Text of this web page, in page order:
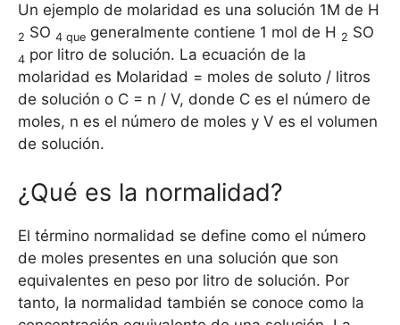
Un ejemplo de molaridad es una solución 1M de H
2 SO 4 que generalmente contiene 1 mol de H 2 SO
4 por litro de solución. La ecuación de la
molaridad es Molaridad = moles de soluto / litros
de solución o C = n / V, donde C es el número de
moles, n es el número de moles y V es el volumen
de solución.
¿Qué es la normalidad?
El término normalidad se define como el número
de moles presentes en una solución que son
equivalentes en peso por litro de solución. Por
tanto, la normalidad también se conoce como la